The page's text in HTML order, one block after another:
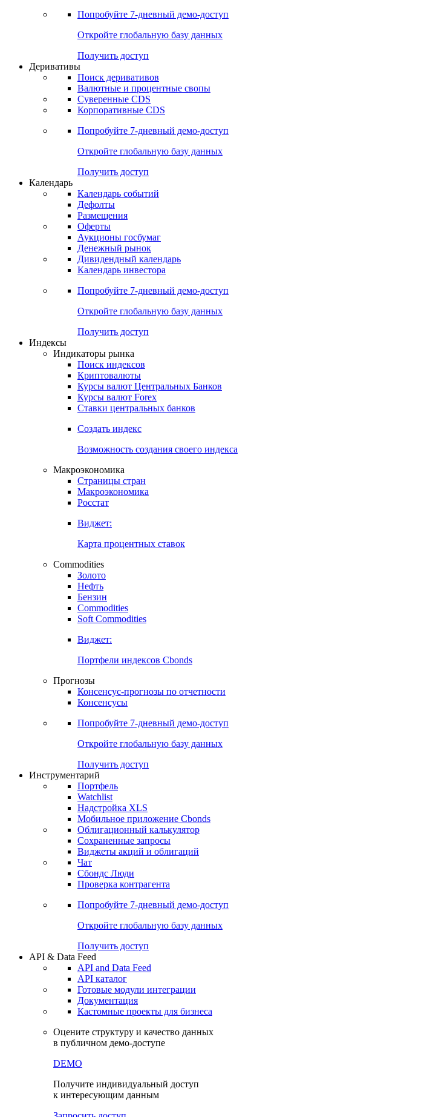
Попробуйте 7-дневный демо-доступ
Откройте глобальную базу данных
Получить доступ
Деривативы
Поиск деривативов
Валютные и процентные свопы
Суверенные CDS
Корпоративные CDS
Попробуйте 7-дневный демо-доступ
Откройте глобальную базу данных
Получить доступ
Календарь
Календарь событий
Дефолты
Размещения
Оферты
Аукционы госбумаг
Денежный рынок
Дивидендный календарь
Календарь инвестора
Попробуйте 7-дневный демо-доступ
Откройте глобальную базу данных
Получить доступ
Индексы
Индикаторы рынка
Поиск индексов
Криптовалюты
Курсы валют Центральных Банков
Курсы валют Forex
Ставки центральных банков
Создать индекс
Возможность создания своего индекса
Макроэкономика
Страницы стран
Макроэкономика
Росстат
Виджет:
Карта процентных ставок
Commodities
Золото
Нефть
Бензин
Commodities
Soft Commodities
Виджет:
Портфели индексов Cbonds
Прогнозы
Консенсус-прогнозы по отчетности
Консенсусы
Попробуйте 7-дневный демо-доступ
Откройте глобальную базу данных
Получить доступ
Инструментарий
Портфель
Watchlist
Надстройка XLS
Мобильное приложение Cbonds
Облигационный калькулятор
Сохраненные запросы
Виджеты акций и облигаций
Чат
Сбондс Люди
Проверка контрагента
Попробуйте 7-дневный демо-доступ
Откройте глобальную базу данных
Получить доступ
API & Data Feed
API and Data Feed
API каталог
Готовые модули интеграции
Документация
Кастомные проекты для бизнеса
Оцените структуру и качество данных
в публичном демо-доступе
DEMO
Получите индивидуальный доступ
к интересующим данным